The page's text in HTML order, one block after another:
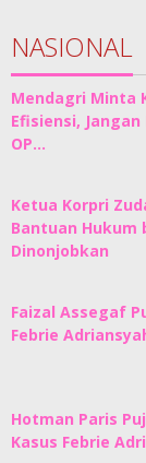
NASIONAL
Mendagri Minta
Efisiensi,
OP…
Ketua Korpri
Bantuan Hukum
Dinonjobkan
Faizal Assegaf
Febrie
Hotman Paris
Kasus Febrie